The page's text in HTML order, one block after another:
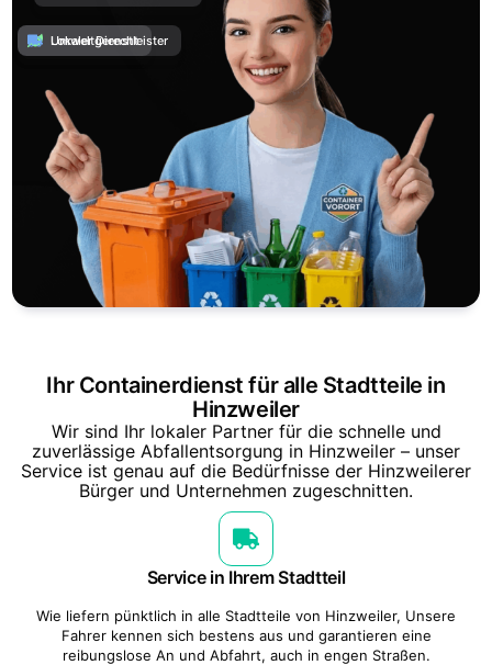
Umweltgerecht
Lokaler Dienstleister
Ihr Containerdienst für alle Stadtteile in
Hinzweiler
Wir sind Ihr lokaler Partner für die schnelle und
zuverlässige Abfallentsorgung in Hinzweiler – unser
Service ist genau auf die Bedürfnisse der Hinzweilerer
Bürger und Unternehmen zugeschnitten.
Service in Ihrem Stadtteil
Wie liefern pünktlich in alle Stadtteile von Hinzweiler, Unsere
Fahrer kennen sich bestens aus und garantieren eine
reibungslose An und Abfahrt, auch in engen Straßen.